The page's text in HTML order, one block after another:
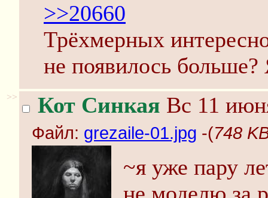
>>20660
Трёхмерных
не появилось
>> Кот Синкая Вс 11
Файл: grezaile-01.jpg -(748
~я уже пару